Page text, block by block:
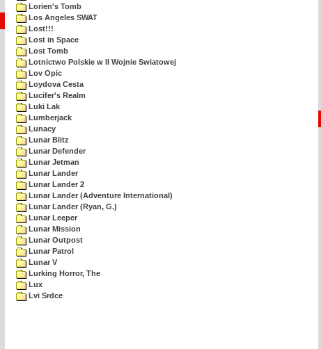
Lorien's Tomb
Los Angeles SWAT
Lost!!!
Lost in Space
Lost Tomb
Lotnictwo Polskie w II Wojnie Swiatowej
Lov Opic
Loydova Cesta
Lucifer's Realm
Luki Lak
Lumberjack
Lunacy
Lunar Blitz
Lunar Defender
Lunar Jetman
Lunar Lander
Lunar Lander 2
Lunar Lander (Adventure International)
Lunar Lander (Ryan, G.)
Lunar Leeper
Lunar Mission
Lunar Outpost
Lunar Patrol
Lunar V
Lurking Horror, The
Lux
Lvi Srdce